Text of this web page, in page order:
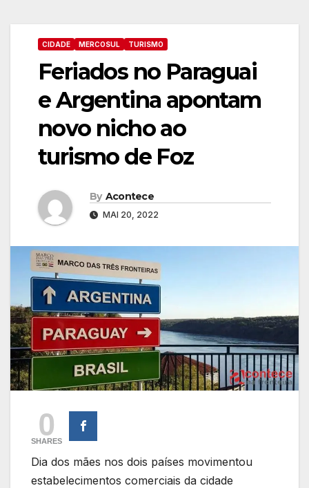
CIDADE MERCOSUL TURISMO
Feriados no Paraguai
e Argentina apontam
novo nicho ao
turismo de Foz
By Acontece
MAI 20, 2022
0
SHARES
Dia dos mães nos dois países movimentou
estabelecimentos comerciais da cidade